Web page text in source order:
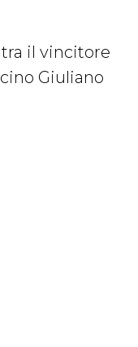
il vincitore
Giuliano